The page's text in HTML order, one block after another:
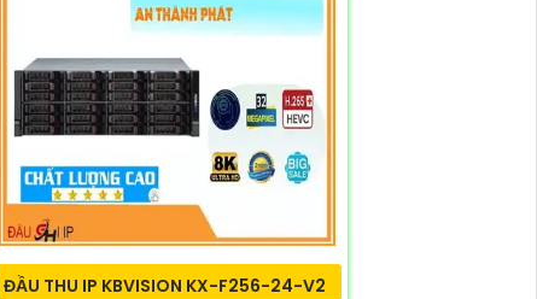
ĐẦU THU IP KBVISION KX-F256-24-V2